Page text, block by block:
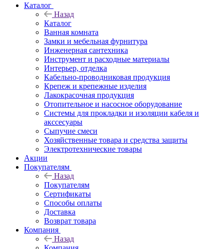
Каталог
Назад
Каталог
Ванная комната
Замки и мебельная фурнитура
Инженерная сантехника
Инструмент и расходные материалы
Интерьер, отделка
Кабельно-проводниковая продукция
Крепеж и крепежные изделия
Лакокрасочная продукция
Отопительное и насосное оборудование
Системы для прокладки и изоляции кабеля и
акссесуары
Сыпучие смеси
Хозяйственные товара и средства защиты
Электротехнические товары
Акции
Покупателям
Назад
Покупателям
Сертификаты
Способы оплаты
Доставка
Возврат товара
Компания
Назад